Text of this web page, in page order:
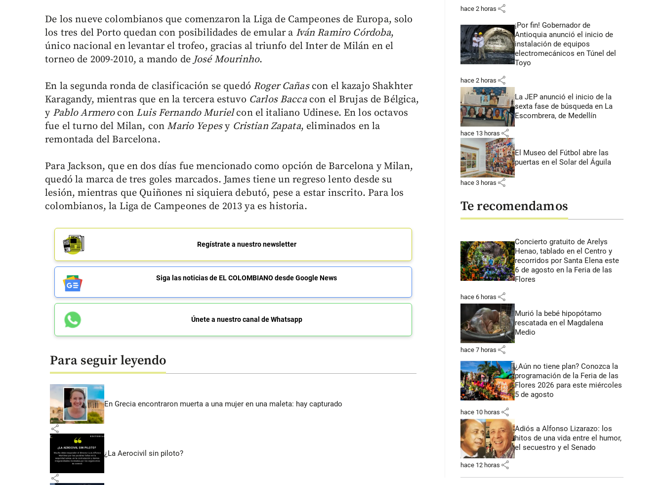
De los nueve colombianos que comenzaron la Liga de Campeones de Europa, solo
los tres del Porto quedan con posibilidades de emular a Iván Ramiro Córdoba,
único nacional en levantar el trofeo, gracias al triunfo del Inter de Milán en el
torneo de 2009-2010, a mando deJosé Mourinho.
En la segunda ronda de clasificación se quedó Roger Cañascon el kazajo Shakhter
Karagandy, mientras que en la tercera estuvo Carlos Baccacon el Brujas de Bélgica,
y Pablo Armerocon Luis Fernando Murielcon el italiano Udinese. En los octavos
fue el turno del Milan, con Mario Yepesy Cristian Zapata, eliminados en la
remontada del Barcelona.
Para Jackson, que en dos días fue mencionado como opción de Barcelona y Milan,
quedó la marca de tres goles marcados. James tiene un regreso lento desde su
lesión, mientras que Quiñones ni siquiera debutó, pese a estar inscrito. Para los
colombianos, la Liga de Campeones de 2013 ya es historia.
Regístrate a nuestro newsletter
Siga las noticias de EL COLOMBIANO desde Google News
Únete a nuestro canal de Whatsapp
Para seguir leyendo
En Grecia encontraron muerta a una mujer en una maleta: hay capturado
share
¿La Aerocivil sin piloto?
share
hace 2 horas share
¡Por fin! Gobernador de
Antioquia anunció el inicio de
instalación de equipos
electromecánicos en Túnel del
Toyo
hace 2 horas share
La JEP anunció el inicio de la
sexta fase de búsqueda en La
Escombrera, de Medellín
hace 13 horas share
El Museo del Fútbol abre las
puertas en el Solar del Águila
hace 3 horas share
Te recomendamos
Concierto gratuito de Arelys
Henao, tablado en el Centro y
recorridos por Santa Elena este
6 de agosto en la Feria de las
Flores
hace 6 horas share
Murió la bebé hipopótamo
rescatada en el Magdalena
Medio
hace 7 horas share
¿Aún no tiene plan? Conozca la
programación de la Feria de las
Flores 2026 para este miércoles
5 de agosto
hace 10 horas share
Adiós a Alfonso Lizarazo: los
hitos de una vida entre el humor,
el secuestro y el Senado
hace 12 horas share